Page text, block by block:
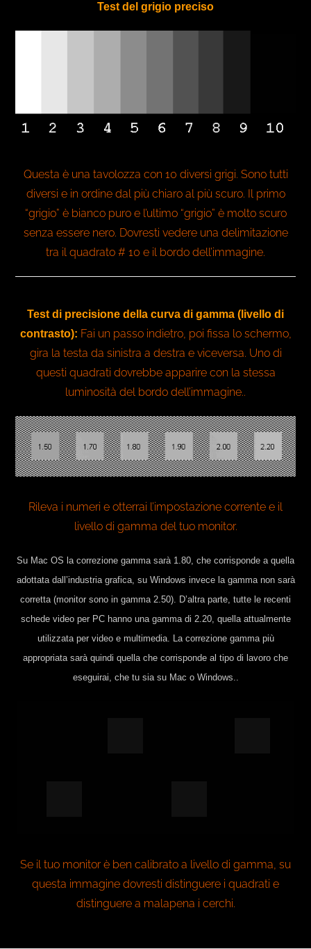
Test del grigio preciso
Questa è una tavolozza con 10 diversi grigi. Sono tutti
diversi e in ordine dal più chiaro al più scuro. Il primo
“grigio” è bianco puro e l’ultimo “grigio” è molto scuro
senza essere nero. Dovresti vedere una delimitazione
tra il quadrato # 10 e il bordo dell’immagine.
Test di precisione della curva di gamma (livello di
contrasto): Fai un passo indietro, poi fissa lo schermo,
gira la testa da sinistra a destra e viceversa. Uno di
questi quadrati dovrebbe apparire con la stessa
luminosità del bordo dell’immagine..
Rileva i numeri e otterrai l’impostazione corrente e il
livello di gamma del tuo monitor.
Su Mac OS la correzione gamma sarà 1.80, che corrisponde a quella
adottata dall’industria grafica, su Windows invece la gamma non sarà
corretta (monitor sono in gamma 2.50). D’altra parte, tutte le recenti
schede video per PC hanno una gamma di 2.20, quella attualmente
utilizzata per video e multimedia. La correzione gamma più
appropriata sarà quindi quella che corrisponde al tipo di lavoro che
eseguirai, che tu sia su Mac o Windows.
Se il tuo monitor è ben calibrato a livello di gamma, su
questa immagine dovresti distinguere i quadrati e
distinguere a malapena i cerchi.